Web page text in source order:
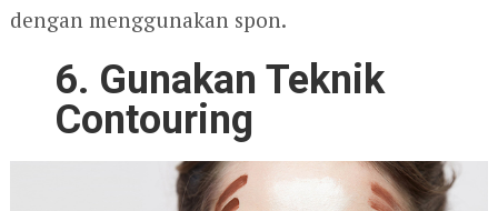
dengan menggunakan spon.
6. Gunakan Teknik
Contouring